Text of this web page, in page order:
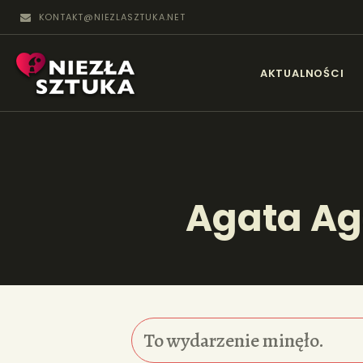
KONTAKT@NIEZLASZTUKA.NET
AKTUALNOŚCI
Agata
To wydarzenie minęło.